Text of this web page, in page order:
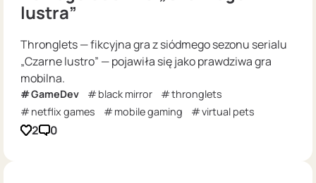
lustra”
Thronglets — fikcyjna gra z siódmego sezonu serialu
„Czarne lustro” — pojawiła się jako prawdziwa gra
mobilna.
GameDev black mirror
thronglets
netflix games
mobile gaming virtual pets
2 0